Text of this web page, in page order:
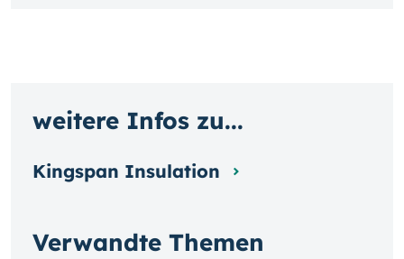
Verwandte Themen
weitere Infos zu...
Kingspan Insulation